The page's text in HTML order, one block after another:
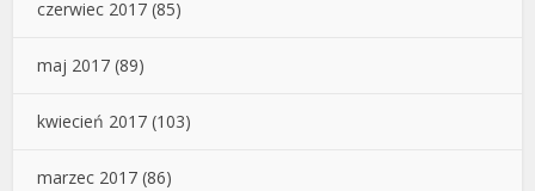
czerwiec 2017 (85)
maj 2017 (89)
kwiecień 2017 (103)
marzec 2017 (86)